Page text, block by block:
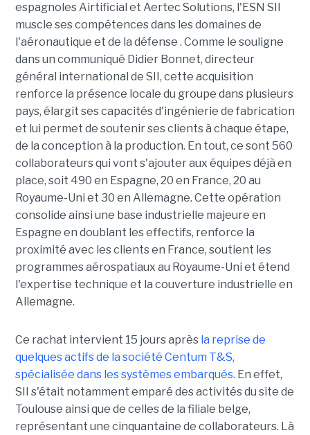
espagnoles Airtificial et Aertec Solutions, l'ESN SII
muscle ses compétences dans les domaines de
l'aéronautique et de la défense . Comme le souligne
dans un communiqué Didier Bonnet, directeur
général international de SII, cette acquisition
renforce la présence locale du groupe dans plusieurs
pays, élargit ses capacités d'ingénierie de fabrication
et lui permet de soutenir ses clients à chaque étape,
de la conception à la production. En tout, ce sont 560
collaborateurs qui vont s'ajouter aux équipes déjà en
place, soit 490 en Espagne, 20 en France, 20 au
Royaume-Uni et 30 en Allemagne. Cette opération
consolide ainsi une base industrielle majeure en
Espagne en doublant les effectifs, renforce la
proximité avec les clients en France, soutient les
programmes aérospatiaux au Royaume-Uni et étend
l'expertise technique et la couverture industrielle en
Allemagne.
Ce rachat intervient 15 jours après la reprise de
quelques actifs de la société Centum T&S,
spécialisée dans les systèmes embarqués. En effet,
SII s'était notamment emparé des activités du site de
Toulouse ainsi que de celles de la filiale belge,
représentant une cinquantaine de collaborateurs. Là